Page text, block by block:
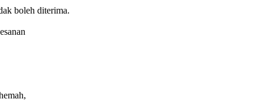
boleh diterima.